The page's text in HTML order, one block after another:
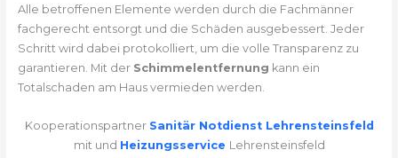
Alle betroffenen Elemente werden durch die Fachmänner
fachgerecht entsorgt und die Schäden ausgebessert. Jeder
Schritt wird dabei protokolliert, um die volle Transparenz zu
garantieren. Mit der Schimmelentfernung kann ein
Totalschaden am Haus vermieden werden.
Kooperationspartner Sanitär Notdienst Lehrensteinsfeld
mit und Heizungsservice Lehrensteinsfeld